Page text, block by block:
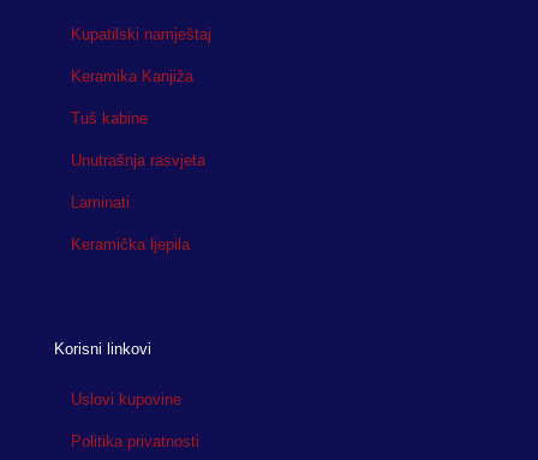
Kupatilski namještaj
Keramika Kanjiža
Tuš kabine
Unutrašnja rasvjeta
Laminati
Keramička ljepila
Korisni linkovi
Uslovi kupovine
Politika privatnosti